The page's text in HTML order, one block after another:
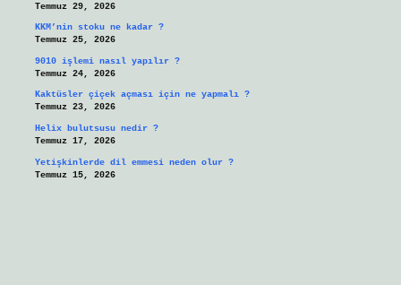
Temmuz 29, 2026
KKM’nin stoku ne kadar ?
Temmuz 25, 2026
9010 işlemi nasıl yapılır ?
Temmuz 24, 2026
Kaktüsler çiçek açması için ne yapmalı ?
Temmuz 23, 2026
Helix bulutsusu nedir ?
Temmuz 17, 2026
Yetişkinlerde dil emmesi neden olur ?
Temmuz 15, 2026